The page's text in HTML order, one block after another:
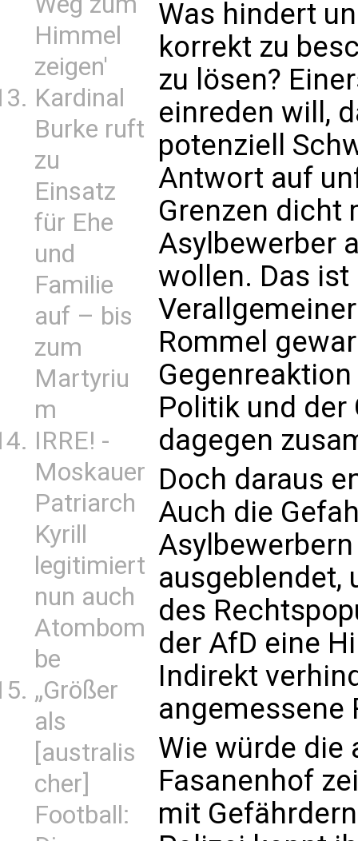
Himmel
zeigen'
Kardinal
Burke ruft
zu
Einsatz
für Ehe
und
Familie
auf – bis
zum
Martyriu
m
IRRE! -
Moskauer
Patriarch
Kyrill
legitimiert
nun auch
Atombom
be
„Größer
als
[australis
cher]
Football:
Was hindert
korrekt zu
zu lösen?
einreden will,
potenziell
Antwort auf
Grenzen dicht
Asylbewerber
wollen. Das
Rommel
Politik und
dagegen
Doch daraus
Auch die
ausgeblendet,
des
der AfD eine
Indirekt
angemessene
Wie würde die
Fasanenhof
mit